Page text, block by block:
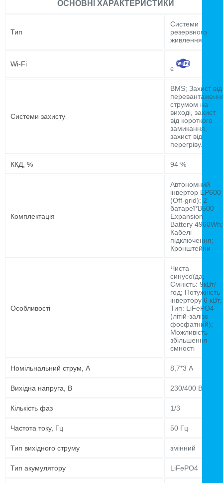
ОСНОВНІ ХАРАКТЕРИСТИКИ
Тип
Системи
резервного
живлення
Wi-Fi
є
Системи захисту
BMS; Захист від
струмом на
виході, захист
від короткого
замикання,
захист від
перегріву.
ККД, % 94 %
Комплектація
Автономний
інвертор EP600
(Off-grid); 2
батареї*B500
Expansion
Battery 4960Wh;
Кабелі
підключення;
Кронштейни
Особливості
Чиста
синусоїда;
Ємність: 9кВт/
год; Потужність
інвертору 6 кВт;
Тип: LiFePO4
(літій-залізо-
фосфатний);
Можливість
збільшення
ємності
Номільнальний струм, А 8,7*3 А
Вихідна напруга, В 230/400 В
Кількість фаз 1/3
Частота току, Гц 50 Гц
Тип вихідного струму змінний
Тип акумулятору LiFePO4